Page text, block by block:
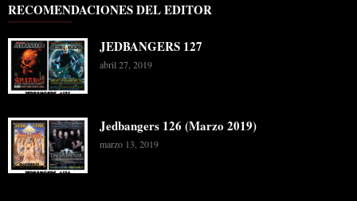
RECOMENDACIONES DEL EDITOR
JEDBANGERS 127
abril 27, 2019
Jedbangers 126 (Marzo 2019)
marzo 13, 2019